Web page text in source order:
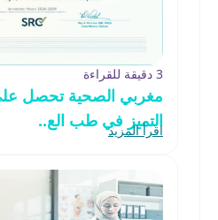
3 دقيقة للقراءة
مغربي الصحية تحصل
التميز في طب الع..
اقرأ المزيد